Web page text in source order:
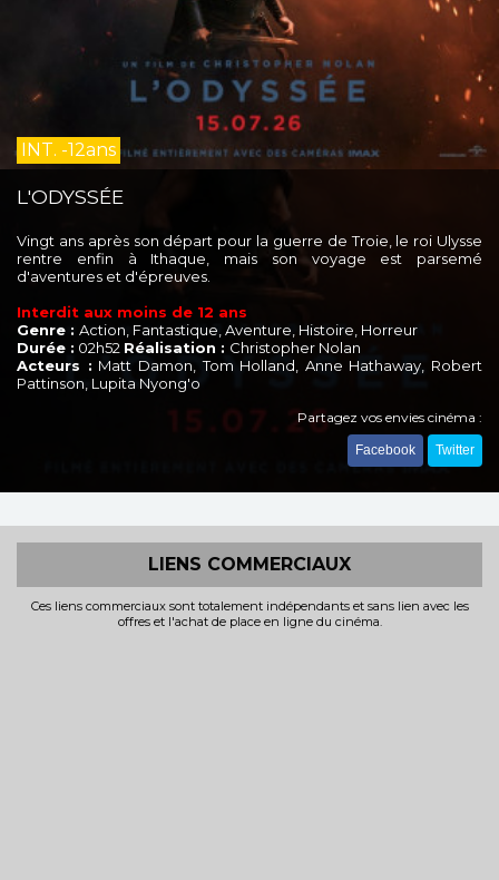
INT. -12ans
L'ODYSSÉE
Vingt ans après son départ pour la guerre de Troie, le roi Ulysse
rentre enfin à Ithaque, mais son voyage est parsemé
d'aventures et d'épreuves.
Interdit aux moins de 12 ans
Genre : Action, Fantastique, Aventure, Histoire, Horreur
Durée : 02h52 Réalisation : Christopher Nolan
Acteurs : Matt Damon, Tom Holland, Anne Hathaway, Robert
Pattinson, Lupita Nyong'o
Partagez vos envies cinéma :
Facebook Twitter
LIENS COMMERCIAUX
Ces liens commerciaux sont totalement indépendants et sans lien avec les
offres et l'achat de place en ligne du cinéma.